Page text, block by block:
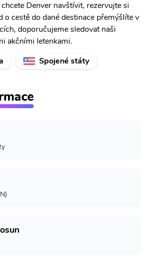
Denver navštívit, rezervujte si
o cestě do dané destinace přemýšlíte v
doporučujeme sledovat naši
akčními letenkami.
Spojené státy